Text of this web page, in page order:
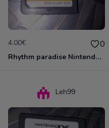
4.00€ 0
Rhythm paradise Nintendo ds
Leh99